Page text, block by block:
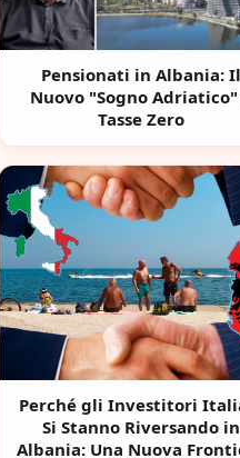
Pensionati in Albania: Il
Nuovo "Sogno Adriatico"
Tasse Zero
Perché gli Investitori
Si Stanno Riversando in
Albania: Una Nuova